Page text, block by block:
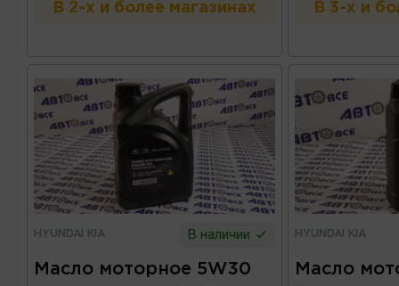
В 2-х и более магазинах В 3-х и
HYUNDAI KIA В наличии
Масло моторное 5W30
HYUNDAI KIA
Масло